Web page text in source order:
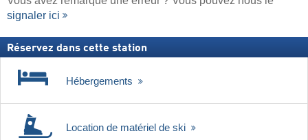
signaler ici
Réservez dans cette station
Hébergements
Location de matériel de ski